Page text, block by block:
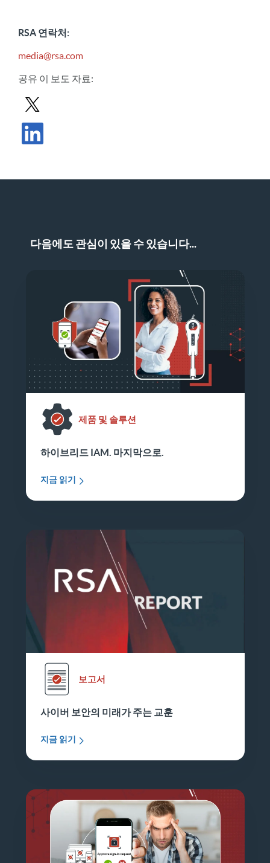
RSA 연락처:
media@rsa.com
공유 이 보도 자료:
X에서 보도 자료 공유
다음에도 관심이 있을 수 있습니다...
제품 및 솔루션
하이브리드 IAM. 마지막으로.
지금 읽기
보고서
사이버 보안의 미래가 주는 교훈
지금 읽기